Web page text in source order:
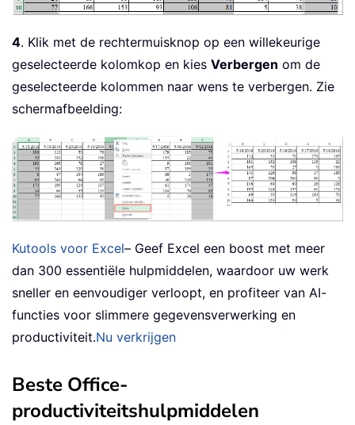
4. Klik met de rechtermuisknop op een willekeurige
geselecteerde kolomkop en kies Verbergen om de
geselecteerde kolommen naar wens te verbergen. Zie
schermafbeelding:
Kutools voor Excel– Geef Excel een boost met meer
dan 300 essentiële hulpmiddelen, waardoor uw werk
sneller en eenvoudiger verloopt, en profiteer van AI-
functies voor slimmere gegevensverwerking en
productiviteit.Nu verkrijgen
Beste Office-
productiviteitshulpmiddelen